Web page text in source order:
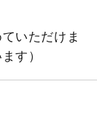
いただけま
す）